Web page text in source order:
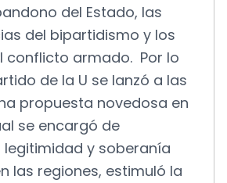
del Estado, las
del bipartidismo y los
conflicto armado. Por lo
de la U se lanzó a las
propuesta novedosa en
se encargó de
legitimidad y soberanía
las regiones, estimuló la